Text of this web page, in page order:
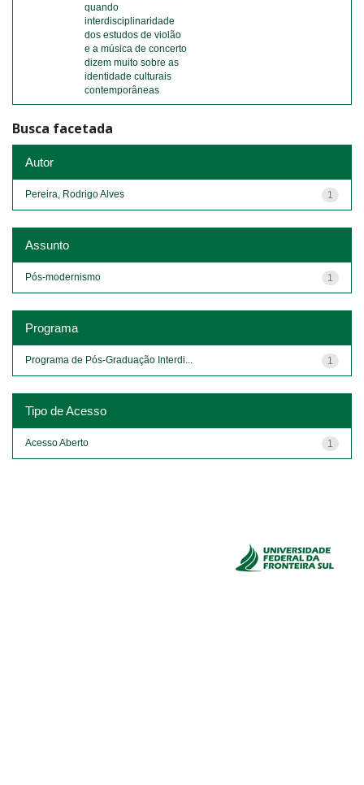
quando
interdisciplinaridade
dos estudos de violão
e a música de concerto
dizem muito sobre as
identidade culturais
contemporâneas
Busca facetada
Autor
1
Pereira, Rodrigo Alves
Assunto
1
Pós-modernismo
Programa
1
Programa de Pós-Graduação Interdi...
Tipo de Acesso
1
Acesso Aberto